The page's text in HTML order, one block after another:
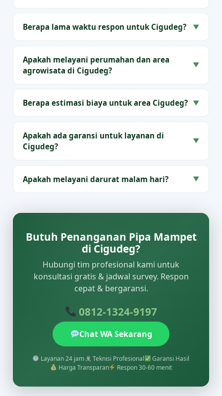
Berapa lama waktu respon untuk Cigudeg? ▼
Apakah melayani perumahan dan area
agrowisata di Cigudeg?
▼
Berapa estimasi biaya untuk area Cigudeg? ▼
Apakah ada garansi untuk layanan di
Cigudeg?
▼
Apakah melayani darurat malam hari? ▼
Butuh Penanganan Pipa Mampet
di Cigudeg?
Hubungi tim profesional kami untuk
konsultasi gratis & jadwal survey. Respon
cepat & bergaransi.
0812-1324-9197
Chat WA Sekarang
Layanan 24 jam Teknisi Profesional
Garansi Hasil
Harga Transparan
Respon 30-60 menit